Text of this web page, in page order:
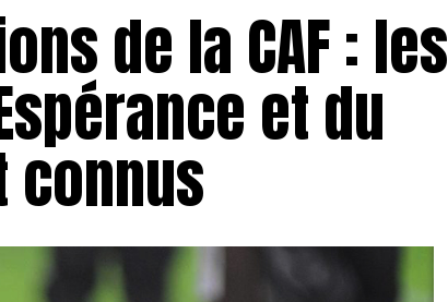
de la CAF : les
et du
connus